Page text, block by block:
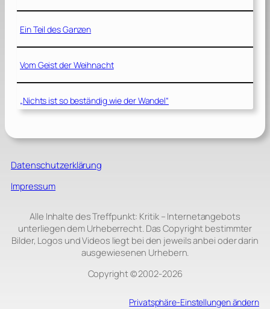
Ein Teil des Ganzen
Vom Geist der Weihnacht
„Nichts ist so beständig wie der Wandel“
Datenschutzerklärung
Impressum
Alle Inhalte des Treffpunkt: Kritik – Internetangebots
unterliegen dem Urheberrecht. Das Copyright bestimmter
Bilder, Logos und Videos liegt bei den jeweils anbei oder darin
ausgewiesenen Urhebern.
Copyright © 2002‑2026
Privatsphäre-Einstellungen ändern